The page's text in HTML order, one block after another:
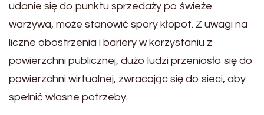
udanie się do punktu sprzedaży po świeże
warzywa, może stanowić spory kłopot. Z uwagi na
liczne obostrzenia i bariery w korzystaniu z
powierzchni publicznej, dużo ludzi przeniosło się do
powierzchni wirtualnej, zwracając się do sieci, aby
spełnić własne potrzeby.